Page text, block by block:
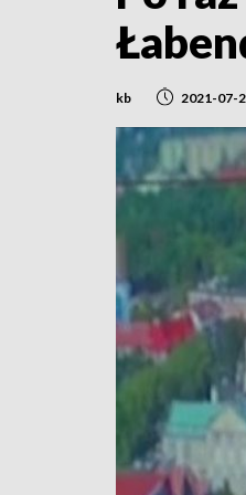
kb 2021-07-